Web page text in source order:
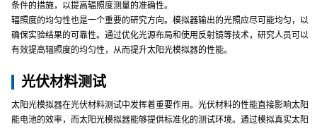
条件的措施，以提高辐照度测量的准确性。
辐照度的均匀性也是一个重要的研究方向。模拟器输出的光照应尽可能均匀，以
确保实验结果的可靠性。通过优化光源布局和使用反射镜等技术，研究人员可以
有效提高辐照度的均匀性，从而提升太阳光模拟器的性能。
光伏材料测试
太阳光模拟器在光伏材料测试中发挥着重要作用。光伏材料的性能直接影响太阳
能电池的效率，而太阳光模拟器能够提供标准化的测试环境。通过模拟真实太阳